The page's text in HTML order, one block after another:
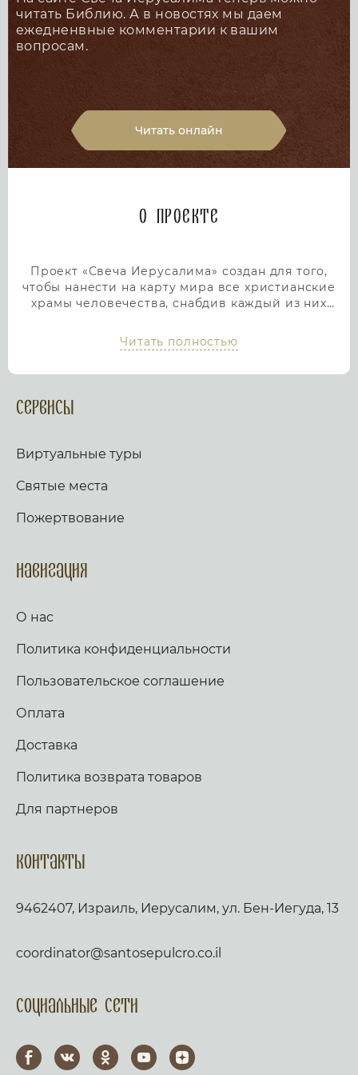
читать Библию. А в новостях мы даем
ежедненвные комментарии к вашим
вопросам.
Читать онлайн
О проекте
Проект «Свеча Иерусалима» создан для того,
чтобы нанести на карту мира все христианские
храмы человечества, снабдив каждый из них
мы дадим людям возможность посетить любой
храм или дольмен не выходя из дома, просто
помощь в возжжения свечей за здравие и
упокой в христианских храмах Иерусалима и
вопросом. Письма помещаются в Стену Плача,
Благодатным огнем.
товаров, освященных на камне Миропомазания.
Читать полностью
Сервисы
Виртуальные туры
Святые места
Пожертвование
Навигация
О нас
Политика конфиденциальности
Пользовательское соглашение
Оплата
Доставка
Политика возврата товаров
Для партнеров
Контакты
9462407, Израиль, Иерусалим, ул. Бен-Иегуда, 13
coordinator@santosepulcro.co.il
Социальные сети